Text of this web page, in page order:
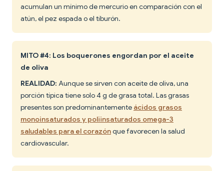
acumulan un mínimo de mercurio en comparación con el
atún, el pez espada o el tiburón.
MITO #4: Los boquerones engordan por el aceite
de oliva
REALIDAD: Aunque se sirven con aceite de oliva, una
porción típica tiene solo 4 g de grasa total. Las grasas
presentes son predominantemente ácidos grasos
monoinsaturados y poliinsaturados omega-3
saludables para el corazónque favorecen la salud
cardiovascular.